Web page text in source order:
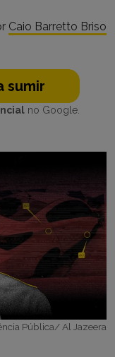
Caio Barretto Briso
sumir
no Google.
Pública/ Al Jazeera